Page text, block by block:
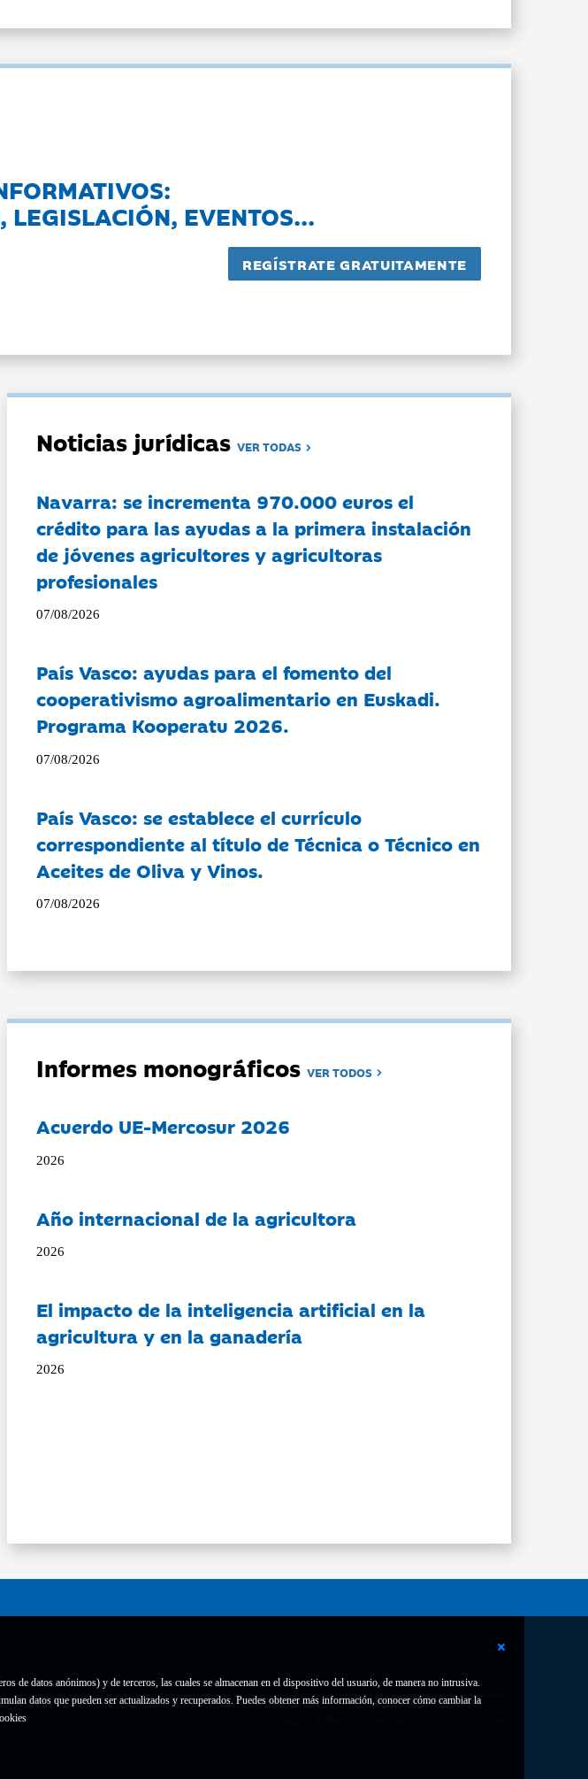
de datos anónimos) y de terceros, las cuales se almacenan en el dispositivo del usuario, de manera no intrusiva.
datos que pueden ser actualizados y recuperados. Puedes obtener más información, conocer cómo cambiar la
LEGISLACIÓN, EVENTOS...
Noticias jurídicasVER TODAS
Navarra: se incrementa 970.000 euros el
crédito para las ayudas a la primera instalación
de jóvenes agricultores y agricultoras
profesionales
07/08/2026
País Vasco: ayudas para el fomento del
cooperativismo agroalimentario en Euskadi.
Programa Kooperatu 2026.
07/08/2026
País Vasco: se establece el currículo
correspondiente al título de Técnica o Técnico en
Aceites de Oliva y Vinos.
07/08/2026
Informes monográficosVER TODOS
Acuerdo UE-Mercosur 2026
2026
Año internacional de la agricultora
2026
El impacto de la inteligencia artificial en la
agricultura y en la ganadería
2026
Contacto Declaración de accesibilidad